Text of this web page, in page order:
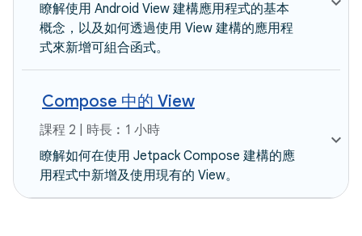
瞭解使用 Android View 建構應用程式的基本
概念，以及如何透過使用 View 建構的應用程
式來新增可組合函式。
Compose 中的 View
課程 2 | 時長︰1 小時
瞭解如何在使用 Jetpack Compose 建構的應
用程式中新增及使用現有的 View。